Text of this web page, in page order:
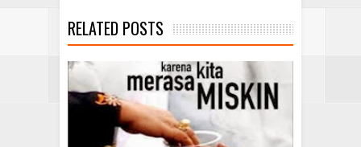
RELATED POSTS